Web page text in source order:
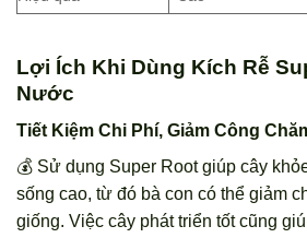
Lợi Ích Khi Dùng Kích Rễ
Nước
Tiết Kiệm Chi Phí, Giảm Công
💰 Sử dụng Super Root giúp cây
sống cao, từ đó bà con có thể giảm
giống. Việc cây phát triển tốt cũng